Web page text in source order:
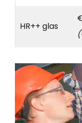
HR++ glas